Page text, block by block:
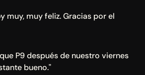
muy, muy feliz. Gracias por el
P9 después de nuestro viernes
bueno."